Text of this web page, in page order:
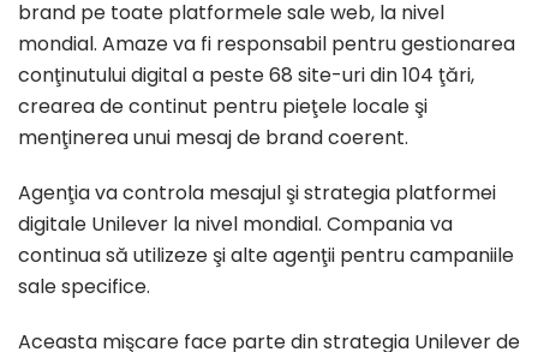
brand pe toate platformele sale web, la nivel
mondial. Amaze va fi responsabil pentru gestionarea
conţinutului digital a peste 68 site-uri din 104 ţări,
crearea de continut pentru pieţele locale şi
menţinerea unui mesaj de brand coerent.
Agenţia va controla mesajul şi strategia platformei
digitale Unilever la nivel mondial. Compania va
continua să utilizeze şi alte agenţii pentru campaniile
sale specifice.
Aceasta mişcare face parte din strategia Unilever de